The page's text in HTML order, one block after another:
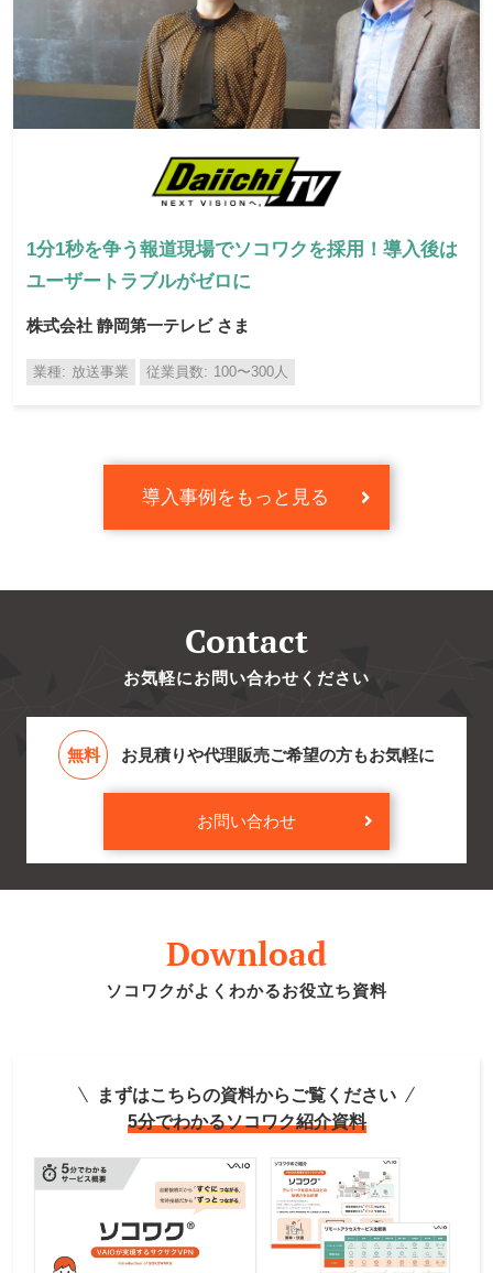
1分1秒を争う報道現場でソコワクを採用！導入後は
ユーザートラブルがゼロに
株式会社 静岡第一テレビ さま
業種 放送事業 従業員数 100〜300人
導入事例をもっと見る
Contact
お気軽にお問い合わせください
無料 お見積りや代理販売ご希望の方もお気軽に
お問い合わせ
Download
ソコワクがよくわかるお役立ち資料
まずはこちらの資料からご覧ください
5分でわかるソコワク紹介資料